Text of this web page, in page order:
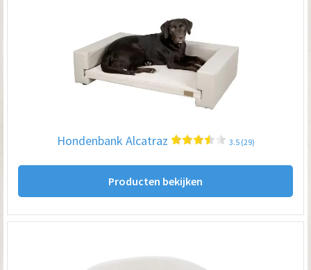
Hondenbank Alcatraz 3.5 (29)
Producten bekijken